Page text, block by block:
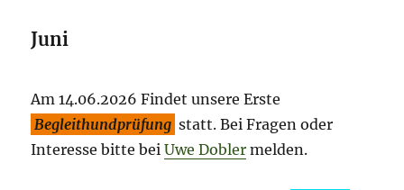
Juni
Am 14.06.2026 Findet unsere Erste
Begleithundprüfung statt. Bei Fragen oder
Interesse bitte beiUwe Dobler melden.